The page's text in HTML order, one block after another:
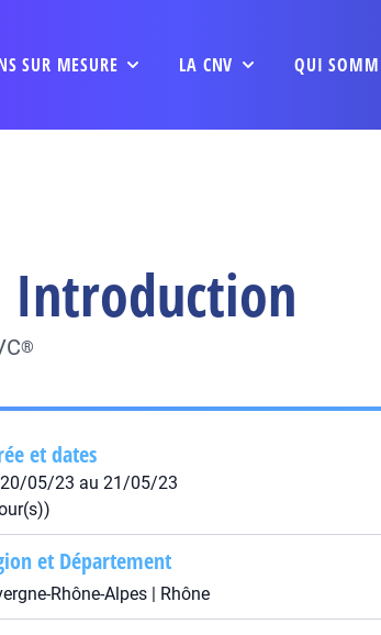
SUR MESURE LA CNV QUI
Introduction
®
et dates
05/23 au 21/05/23
et Département
Rhône-Alpes | Rhône